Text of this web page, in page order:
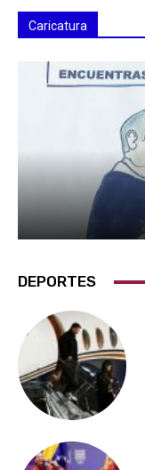
Caricatura
DEPORTES